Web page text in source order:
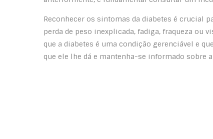
Reconhecer os sintomas da diabetes é crucial
perda de peso inexplicada, fadiga, fraqueza ou
que a diabetes é uma condição gerenciável e
que ele lhe dá e mantenha-se informado sobre